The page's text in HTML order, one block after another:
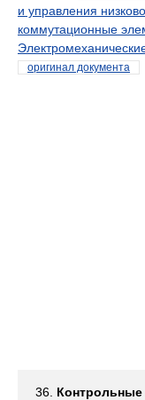
и управления
коммутационные
оригинал документа
36.